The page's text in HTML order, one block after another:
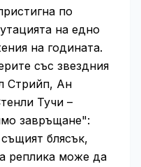
по
на едно
на годината.
със звездния
Стрийп, Ан
Тучи –
завръщане":
блясък,
реплика може да